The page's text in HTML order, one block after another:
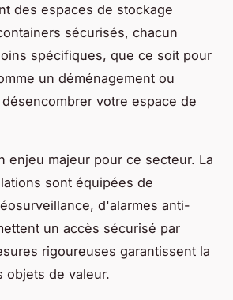
des espaces de stockage
sécurisés, chacun
spécifiques, que ce soit pour
un déménagement ou
votre espace de
enjeu majeur pour ce secteur. La
sont équipées de
d'alarmes anti-
un accès sécurisé par
rigoureuses garantissent la
objets de valeur.